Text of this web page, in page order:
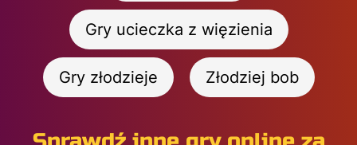
Gry ucieczka z więzienia
Gry złodzieje Złodziej bob